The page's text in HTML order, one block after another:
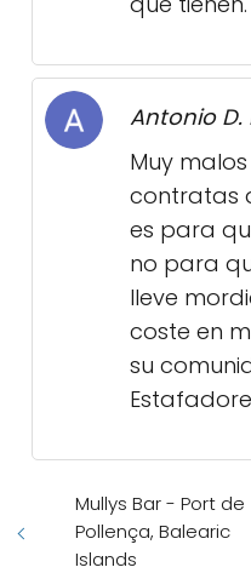
Antonio D.
Muy
contratas
es para
no para
lleve
coste en
su
Mullys Bar - Port de
Pollença, Balearic
Islands